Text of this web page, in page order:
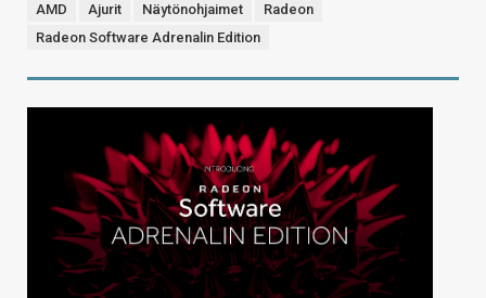
AMD Ajurit Näytönohjaimet
Radeon
Radeon Software Adrenalin Edition